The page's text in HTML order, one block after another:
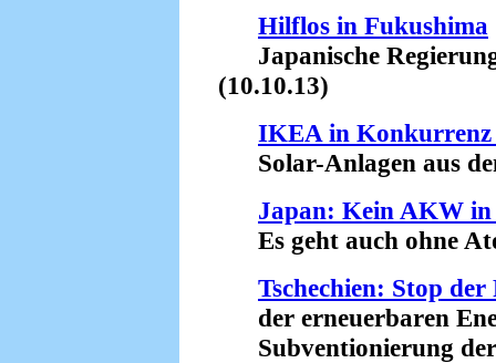
Hilflos in Fukushima
Japanische
(10.10.13)
IKEA in Konkurrenz
Solar-Anlagen aus
Japan: Kein AKW in
Es geht auch ohne
Tschechien: Stop
der erneuerbaren
Subventionierung der